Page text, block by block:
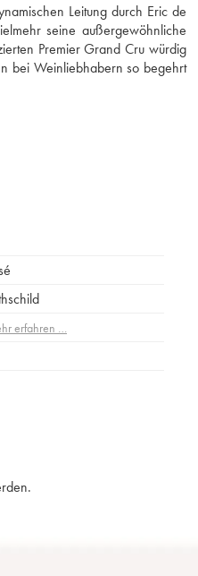
Leitung durch Eric de
seine außergewöhnliche
Premier Grand Cru würdig
bei Weinliebhabern so begehrt
erfahren …